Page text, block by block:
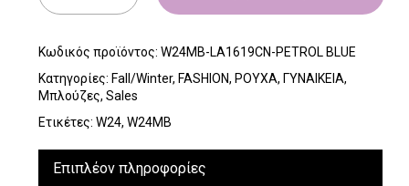
Κωδικός προϊόντος: W24MB-LA1619CN-PETROL BLUE
Κατηγορίες: Fall/Winter, FASHION, ΡΟΥΧΑ, ΓΥΝΑΙΚΕΙΑ,
Μπλούζες, Sales
Ετικέτες: W24, W24MB
Επιπλέον πληροφορίες